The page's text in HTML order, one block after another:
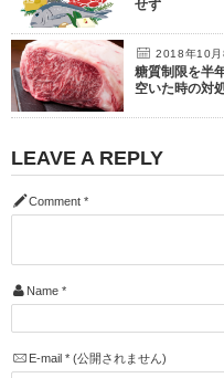
せず
2018年10月
糖質制限を半
空いた時の対
LEAVE A REPLY
Comment *
Name *
E-mail *(公開されません)